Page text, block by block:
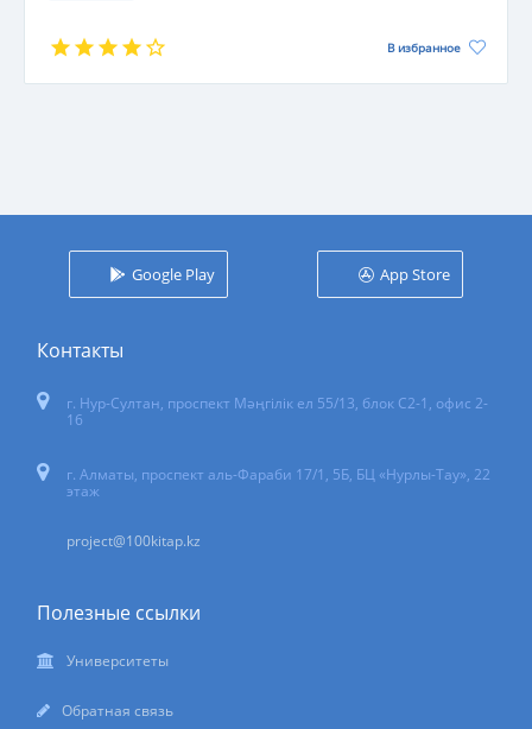
В избранное
Google Play App Store
Контакты
г. Нур-Султан, проспект Мәңгілік ел 55/13, блок С2-1, офис 2-
16
г. Алматы, проспект аль-Фараби 17/1, 5Б, БЦ «Нурлы-Тау», 22
этаж
project@100kitap.kz
Полезные ссылки
Университеты
Обратная связь